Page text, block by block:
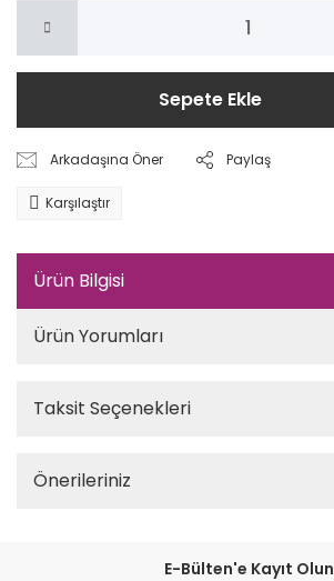
Sepete Ekle
Arkadaşına Öner Paylaş
Karşılaştır
Ürün Bilgisi
Ürün Yorumları
Taksit Seçenekleri
Önerileriniz
E-Bülten'e Kayıt Olun